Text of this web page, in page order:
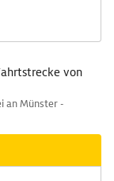
von
an Münster -